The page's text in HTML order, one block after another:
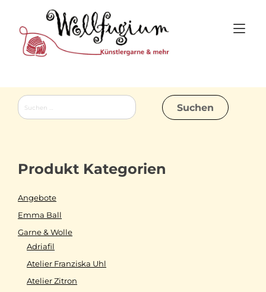
content
Suchen
nach:
Produkt Kategorien
Angebote
Emma Ball
Garne & Wolle
Adriafil
Atelier Franziska Uhl
Atelier Zitron